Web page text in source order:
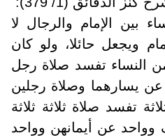
بين الإمام والرجال لا
ويجعل حائلا، ولو كان
النساء تفسد صلاة رجل
يسارهما وصلاة رجلين
تفسد صلاة ثلاثة ثلاثة
عن أيمانهن وواحد